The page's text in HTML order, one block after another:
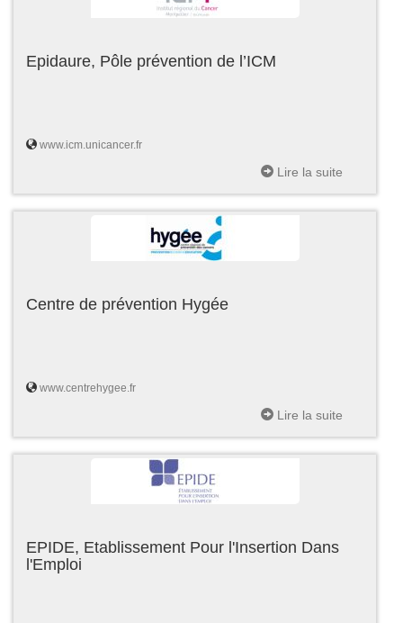
Epidaure, Pôle prévention de l’ICM
www.icm.unicancer.fr
Lire la suite
Centre de prévention Hygée
www.centrehygee.fr
Lire la suite
EPIDE, Etablissement Pour l'Insertion Dans
l'Emploi